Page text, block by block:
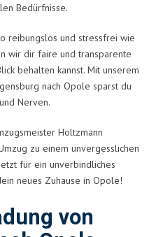
Bedürfnisse.
reibungslos und stressfrei wie
wir dir faire und transparente
behalten kannst. Mit unserem
nach Opole sparst du
Nerven.
Holtzmann
zu einem unvergesslichen
für ein unverbindliches
neues Zuhause in Opole!
von